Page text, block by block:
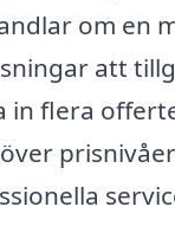
om en
att
flera